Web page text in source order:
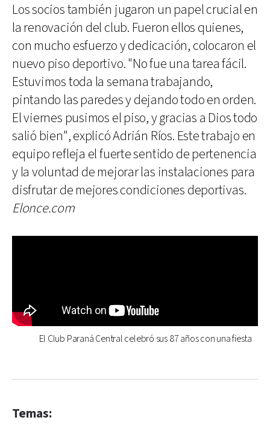
Los socios también jugaron un papel crucial en
la renovación del club. Fueron ellos quienes,
con mucho esfuerzo y dedicación, colocaron el
nuevo piso deportivo. "No fue una tarea fácil.
Estuvimos toda la semana trabajando,
pintando las paredes y dejando todo en orden.
El viernes pusimos el piso, y gracias a Dios todo
salió bien", explicó Adrián Ríos. Este trabajo en
equipo refleja el fuerte sentido de pertenencia
y la voluntad de mejorar las instalaciones para
disfrutar de mejores condiciones deportivas.
Elonce.com
El Club Paraná Central celebró sus 87 años con una fiesta
Temas: